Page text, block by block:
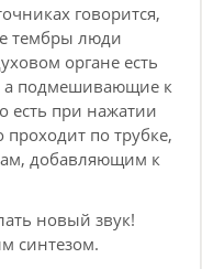
говорится,
тембры люди
органе есть
а подмешивающие к
есть при нажатии
по трубке,
добавляющим к
новый звук!
синтезом.